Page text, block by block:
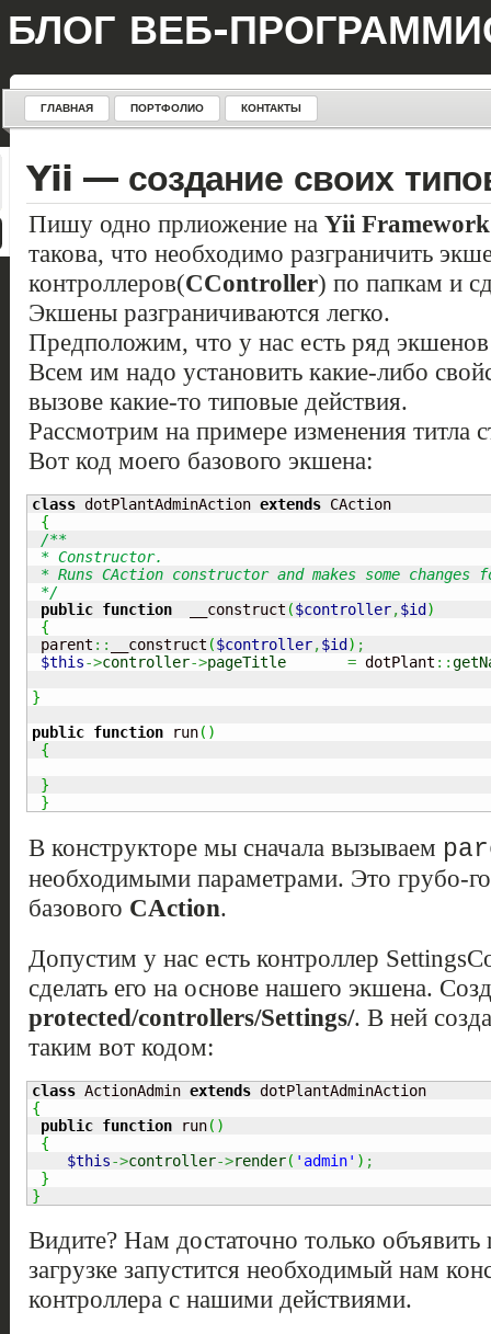
БЛОГ ВЕБ-
ГЛАВНАЯ ПОРТФОЛИО КОНТАКТЫ
Yii — создание своих
Пишу одно прлиожение на Yii Framework
такова, что необходимо разграничить
контроллеров(CController) по папкам и
Экшены разграничиваются легко.
Предположим, что у нас есть ряд
Всем им надо установить какие-либо
вызове какие-то типовые действия.
Рассмотрим на примере изменения титла
Вот код моего базового экшена:
class dotPlantAdminAction extends CAction
{
/**
* Constructor.
* Runs CAction constructor and makes some changes
*/
public function __construct ($controller,$id )
{
parent :: __construct ($controller,$id ) ;
$this->controller->pageTitle = dotPlant ::
}
public function run( )
{
}
}
В конструкторе мы сначала вызываем
необходимыми параметрами. Это грубо-
базового CAction.
Допустим у нас есть контроллер
сделать его на основе нашего экшена.
protected/controllers/Settings/. В ней
таким вот кодом:
class ActionAdmin extends
dotPlantAdminAction
{
public function run( )
{
$this->controller->render( 'admin' ) ;
}
}
Видите? Нам достаточно только
загрузке запустится необходимый нам
контроллера с нашими действиями.